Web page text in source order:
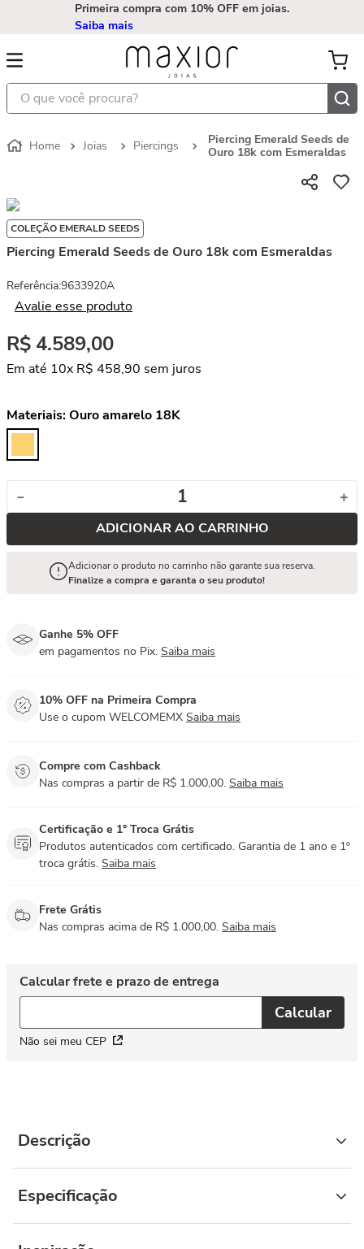
Primeira compra com 10% OFF em joias.
Saiba mais
O que você procura?
Joias Piercings
Piercing Emerald Seeds de
Ouro 18k com Esmeraldas
COLEÇÃO EMERALD SEEDS
Piercing Emerald Seeds de Ouro 18k com Esmeraldas
Referência:9633920A
Avalie esse produto
R$ 4.589,00
Em até 10x R$ 458,90 sem juros
Materiais:Ouro amarelo 18K
＋
－
ADICIONAR AO CARRINHO
Adicionar o produto no carrinho não garante sua reserva.
Finalize a compra e garanta o seu produto!
Ganhe 5% OFF
em pagamentos no Pix. Saiba mais
10% OFF na Primeira Compra
Use o cupom WELCOMEMX Saiba mais
Compre com Cashback
Nas compras a partir de R$ 1.000,00. Saiba mais
Certificação e 1° Troca Grátis
Produtos autenticados com certificado. Garantia de 1 ano e 1º
troca grátis. Saiba mais
Frete Grátis
Nas compras acima de R$ 1.000,00. Saiba mais
Não sei meu CEP
Descrição
Especificação